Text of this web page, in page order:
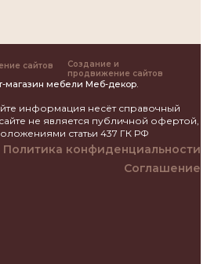
Создание и
продвижение сайтов
магазин мебели Меб-декор.
информация несёт справочный
не является публичной офертой,
статьи 437 ГК РФ
Политика конфиденциальности
Соглашение